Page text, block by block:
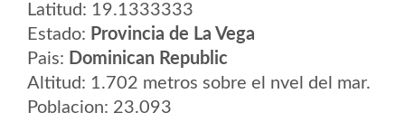
Latitud: 19.1333333
Estado: Provincia de La Vega
Pais: Dominican Republic
Altitud: 1.702 metros sobre el nvel del mar.
Poblacion: 23.093